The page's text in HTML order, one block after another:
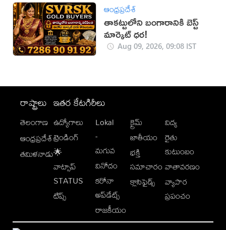
ఆంధ్రప్రదేశ్
తాకట్టులోని బంగారానికి బెస్ట్
మార్కెట్ ధర!
Aug 09, 2026, 09:08 IST
రాష్ట్రాలు
తెలంగాణ
ఆంధ్రప్రదేశ్
తమిళనాడు
ఇతర కేటగిరీలు
ఉద్యోగాలు
ట్రెండింగ్
🌟
వాట్సాప్
STATUS
టిప్స్
Lokal
-
మగువ
వినోదం
కరోనా
అప్‌డేట్స్
రాజకీయం
క్రైమ్
జాతీయం
భక్తి
సమాచారం
క్లాసిఫైడ్స్
విద్య
రైతు
కుటుంబం
వాతావరణం
వ్యాపార
ప్రపంచం